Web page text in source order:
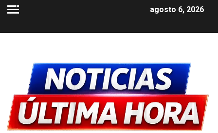
agosto 6, 2026